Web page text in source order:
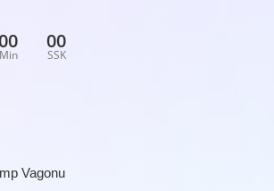
Min
00
SSK
Vagonu